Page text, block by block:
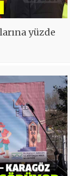
yüzde